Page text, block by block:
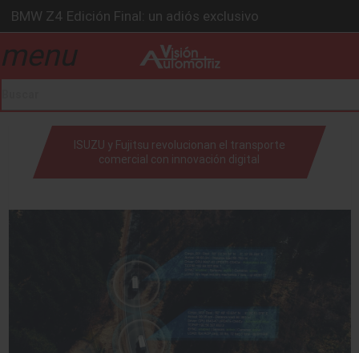
BMW Z4 Edición Final: un adiós exclusivo
Ford Edge Híbrida: la SUV que evoluciona
Ventas se estabilizan: INEGI
Chirey lanzará su primera pick-up en 2026
menu
ISUZU y Fujitsu revolucionan el transporte
comercial con innovación digital